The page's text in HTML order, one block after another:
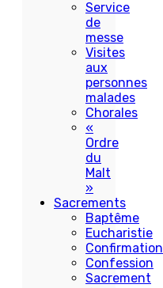
Service
de
messe
Visites
aux
personnes
malades
Chorales
«
Ordre
du
Malt
»
Sacrements
Baptême
Eucharistie
Confirmation
Confession
Sacrement